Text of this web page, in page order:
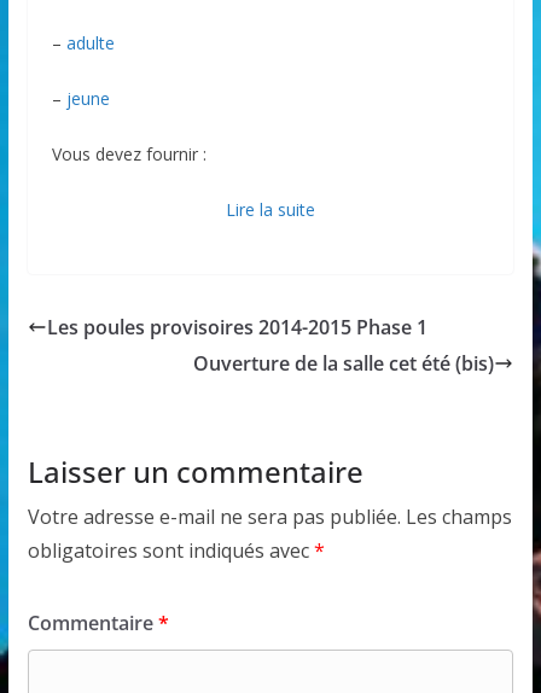
– adulte
– jeune
Vous devez fournir :
Lire la suite
Les poules provisoires 2014-2015 Phase 1
Ouverture de la salle cet été (bis)
Laisser un commentaire
Votre adresse e-mail ne sera pas publiée. Les champs
obligatoires sont indiqués avec*
Commentaire*